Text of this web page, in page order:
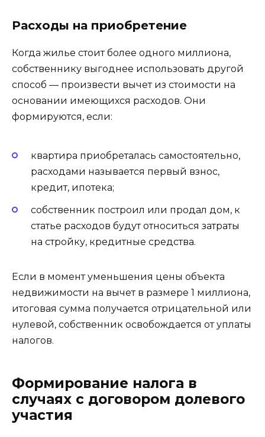
Расходы на приобретение
Когда жилье стоит более одного миллиона,
собственнику выгоднее использовать другой
способ — произвести вычет из стоимости на
основании имеющихся расходов. Они
формируются, если:
квартира приобреталась самостоятельно,
расходами называется первый взнос,
кредит, ипотека;
собственник построил или продал дом, к
статье расходов будут относиться затраты
на стройку, кредитные средства.
Если в момент уменьшения цены объекта
недвижимости на вычет в размере 1 миллиона,
итоговая сумма получается отрицательной или
нулевой, собственник освобождается от уплаты
налогов.
Формирование налога в
случаях с договором долевого
участия